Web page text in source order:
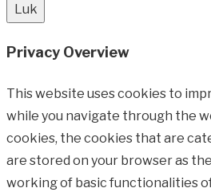
Luk
Privacy Overview
This website uses cookies to
while you navigate through the
cookies, the cookies that are
are stored on your browser as
working of basic functionalities